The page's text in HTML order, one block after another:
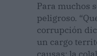
Para muchos
peligroso.
corrupción
un cargo